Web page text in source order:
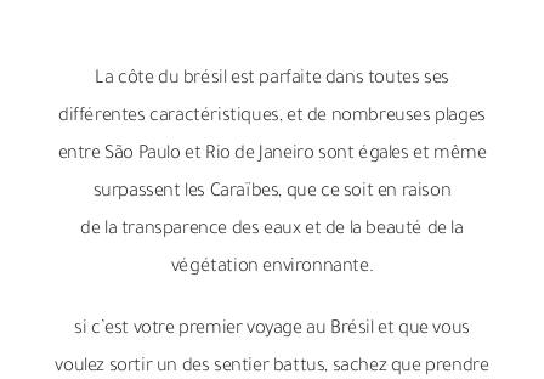
La côte du brésil est parfaite dans toutes ses
différentes caractéristiques, et de nombreuses plages
entre São Paulo et Rio de Janeiro sont égales et même
surpassent les Caraïbes, que ce soit en raison
de la transparence des eaux et de la beauté de la
végétation environnante.
si c’est votre premier voyage au Brésil et que vous
voulez sortir un des sentier battus, sachez que prendre